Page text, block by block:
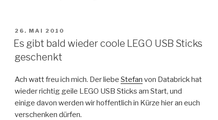
VERÖFFENTLICHT
AM
26. MAI 2010
Es gibt bald wieder coole LEGO USB Sticks
geschenkt
Ach watt freu ich mich. Der liebe Stefan von Databrick hat
wieder richtig geile LEGO USB Sticks am Start, und
einige davon werden wir hoffentlich in Kürze hier an euch
verschenken dürfen.